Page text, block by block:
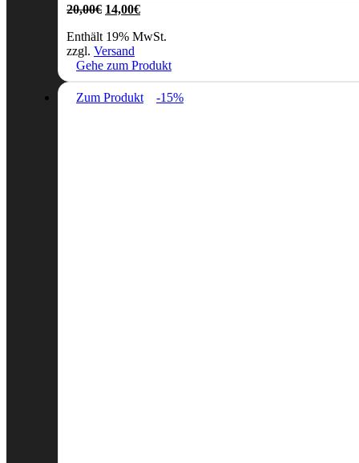
20,00€ Ursprünglicher
war:
20,00€
14,00€Aktueller
ist:
Enthält 19% MwSt.
zzgl. Versand
Gehe zum Produkt
Zum Produkt -15%